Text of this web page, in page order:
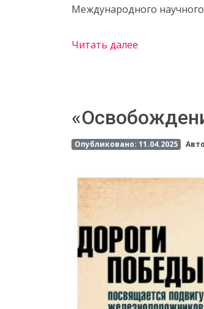
Международного
Читать далее
Опубликовано: 11.04.2025